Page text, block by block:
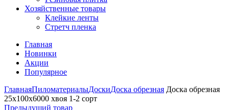
Хозяйственные товары
Клейкие ленты
Стретч пленка
Главная
Новинки
Акции
Популярное
ГлавнаяПиломатериалыДоскиДоска обрезная Доска обрезная
25х100х6000 хвоя 1-2 сорт
Предыдущий товар